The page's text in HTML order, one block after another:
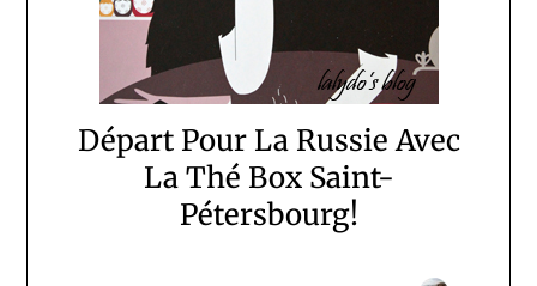
Départ Pour La Russie Avec
La Thé Box Saint-
Pétersbourg!